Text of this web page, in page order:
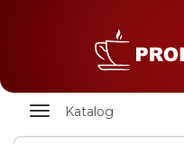
Zobrazit
Katalog